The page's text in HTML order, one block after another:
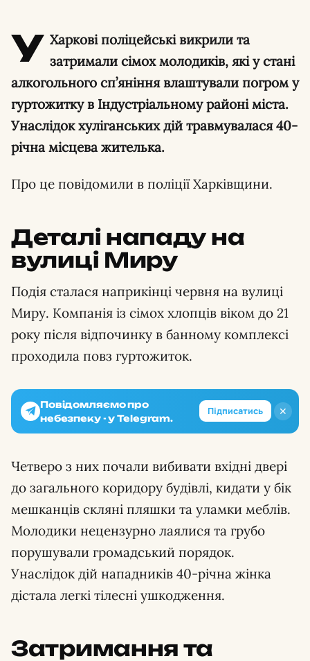
У Харкові поліцейські викрили та
затримали сімох молодиків, які у стані
алкогольного сп’яніння влаштували погром у
гуртожитку в Індустріальному районі міста.
Унаслідок хуліганських дій травмувалася 40-
річна місцева жителька.
Про це повідомили в поліції Харківщини.
Деталі нападу на
вулиці Миру
Подія сталася наприкінці червня на вулиці
Миру. Компанія із сімох хлопців віком до 21
року після відпочинку в банному комплексі
проходила повз гуртожиток.
✕
Повідомляємо про
небезпеку - у Telegram.
Підписатись
Четверо з них почали вибивати вхідні двері
до загального коридору будівлі, кидати у бік
мешканців скляні пляшки та уламки меблів.
Молодики нецензурно лаялися та грубо
порушували громадський порядок.
Унаслідок дій нападників 40-річна жінка
дістала легкі тілесні ушкодження.
Затримання та